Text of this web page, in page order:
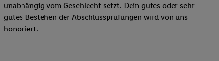
unabhängig vom Geschlecht setzt. Dein gutes oder sehr
gutes Bestehen der Abschlussprüfungen wird von uns
honoriert.